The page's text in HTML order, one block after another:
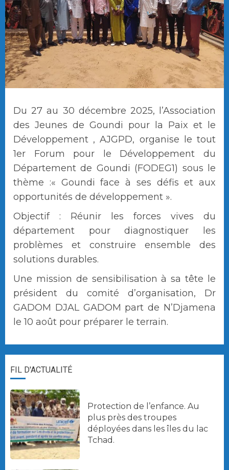
Du 27 au 30 décembre 2025, l’Association
des Jeunes de Goundi pour la Paix et le
Développement , AJGPD, organise le tout
1er Forum pour le Développement du
Département de Goundi (FODEG1) sous le
thème :« Goundi face à ses défis et aux
opportunités de développement ».
Objectif : Réunir les forces vives du
département pour diagnostiquer les
problèmes et construire ensemble des
solutions durables.
Une mission de sensibilisation à sa tête le
président du comité d’organisation, Dr
GADOM DJAL GADOM part de N’Djamena
le 10 août pour préparer le terrain.
FIL D'ACTUALITÉ
Protection de l’enfance. Au
plus près des troupes
déployées dans les îles du lac
Tchad.